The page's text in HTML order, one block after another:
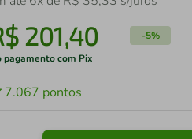
201,40 -5%
pagamento com Pix
7.067 pontos